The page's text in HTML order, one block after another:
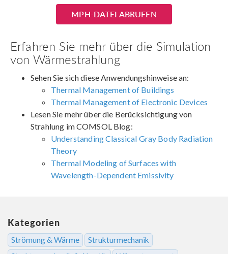
MPH-DATEI ABRUFEN
Erfahren Sie mehr über die Simulation
von Wärmestrahlung
Sehen Sie sich diese Anwendungshinweise an:
Thermal Management of Buildings
Thermal Management of Electronic Devices
Lesen Sie mehr über die Berücksichtigung von
Strahlung im COMSOL Blog:
Understanding Classical Gray Body Radiation
Theory
Thermal Modeling of Surfaces with
Wavelength-Dependent Emissivity
Kategorien
Strömung & Wärme
Strukturmechanik